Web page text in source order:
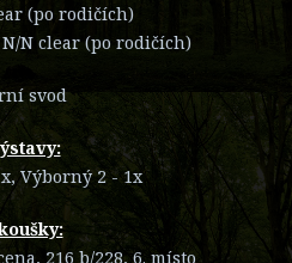
(po rodičích)
N clear (po rodičích)
svod
Výborný 2 - 1x
216 b/228, 6. místo